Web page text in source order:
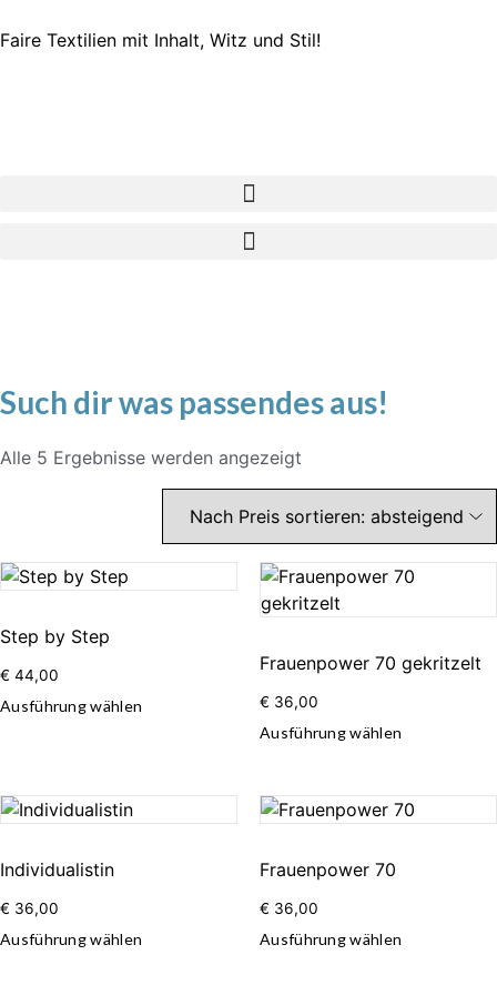
Faire Textilien mit Inhalt, Witz und Stil!
Such dir was passendes aus!
Alle 5 Ergebnisse werden angezeigt
Step by Step
€ 44,00
Ausführung wählen
Frauenpower 70 gekritzelt
€ 36,00
Ausführung wählen
Individualistin
€ 36,00
Ausführung wählen
Frauenpower 70
€ 36,00
Ausführung wählen